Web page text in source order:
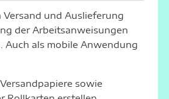
und Auslieferung
der Arbeitsanweisungen
Auch als mobile Anwendung
sowie